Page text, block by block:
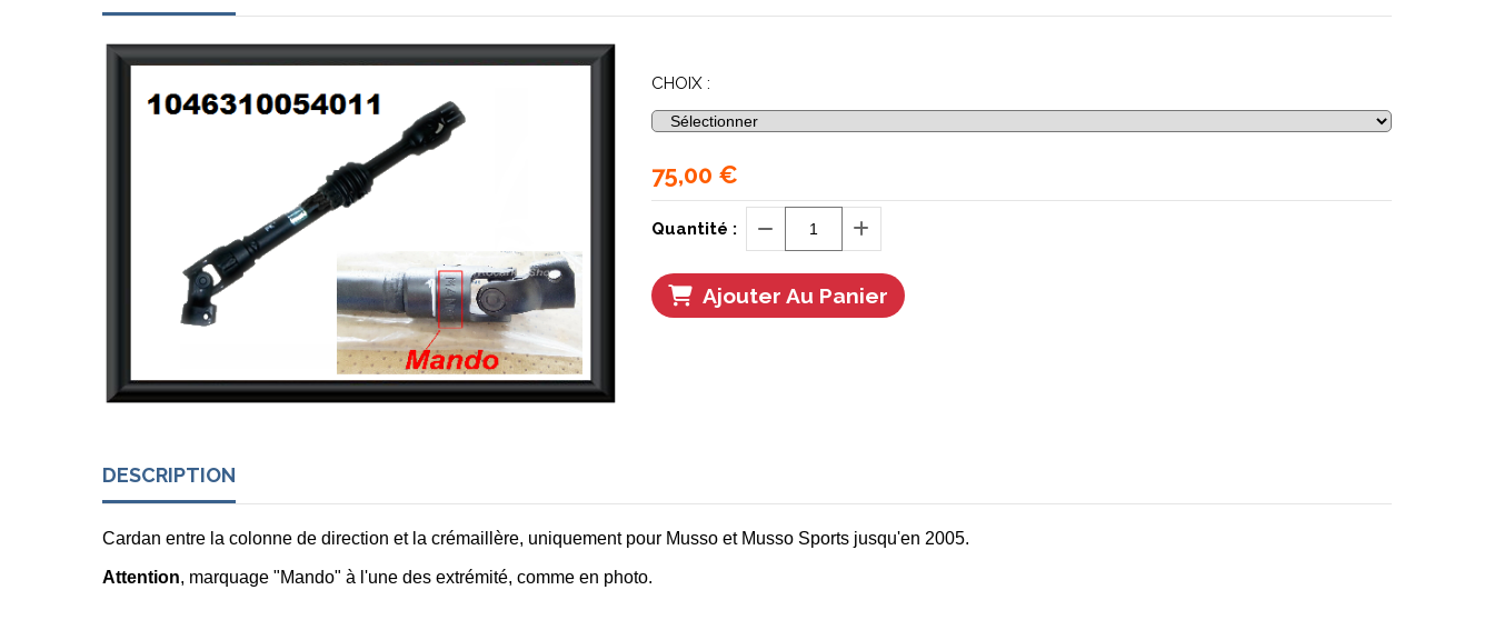
CHOIX :
75,00 €
Quantité :
Ajouter Au Panier
DESCRIPTION
Cardan entre la colonne de direction et la crémaillère, uniquement pour Musso et Musso Sports jusqu'en 2005.
Attention, marquage "Mando" à l'une des extrémité, comme en photo.